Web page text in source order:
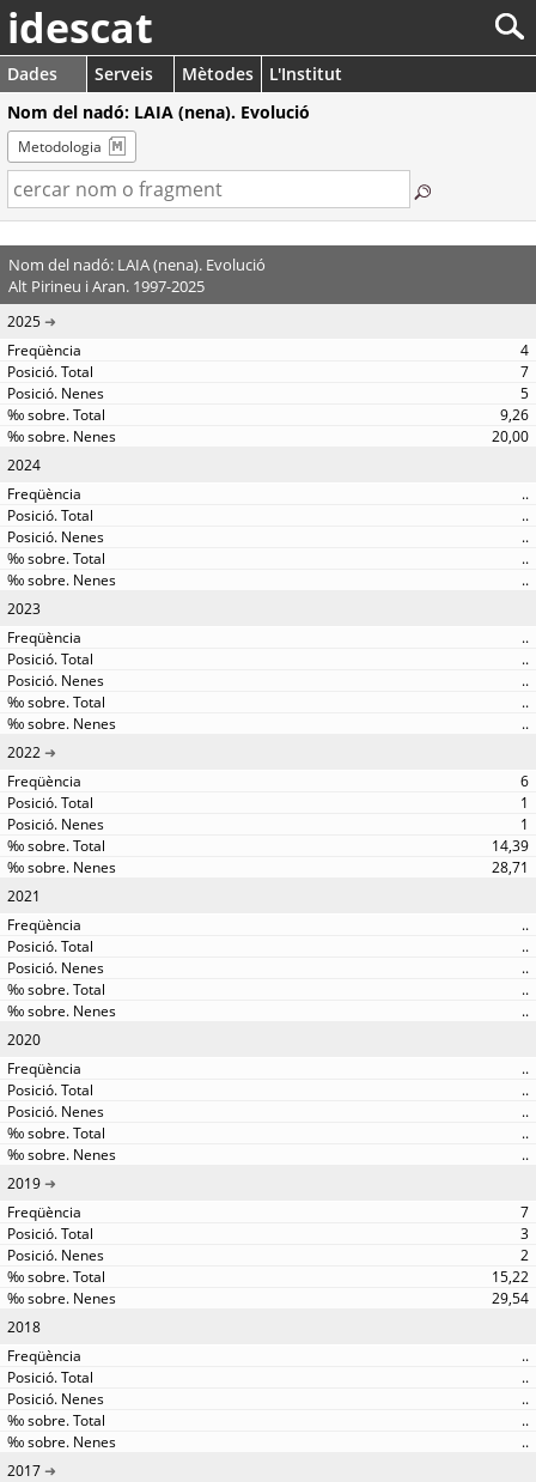
idescat
Dades Serveis Mètodes
L'Institut
Nom del nadó: LAIA (nena). Evolució
Metodologia
Nom del nadó: LAIA (nena). Evolució
Alt Pirineu i Aran. 1997-2025
2025
4
7
5
9,26
20,00
2024
..
..
..
..
..
2023
..
..
..
..
..
2022
6
1
1
14,39
28,71
2021
..
..
..
..
..
2020
..
..
..
..
..
2019
7
3
2
15,22
29,54
2018
..
..
..
..
..
2017